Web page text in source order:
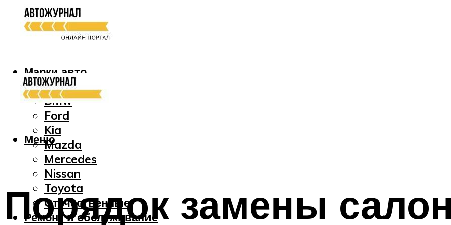
Марки авто
Audi
Bmw
Ford
Kia
Mazda
Mercedes
Nissan
Toyota
Отечественные
Ремонт и обслуживание
Меню
Порядок замены